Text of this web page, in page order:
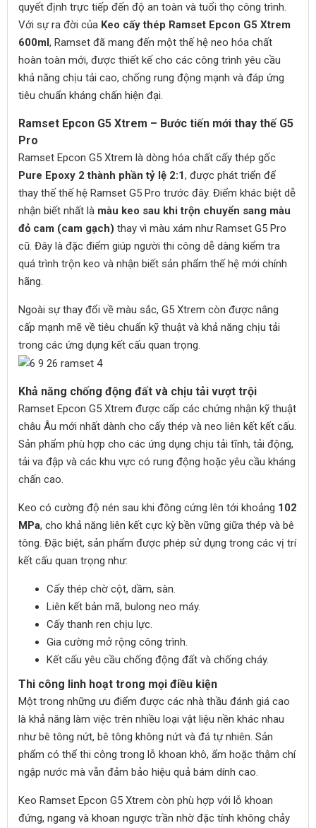
quyết định trực tiếp đến độ an toàn và tuổi thọ công trình.
Với sự ra đời của Keo cấy thép Ramset Epcon G5 Xtrem
600ml, Ramset đã mang đến một thế hệ neo hóa chất
hoàn toàn mới, được thiết kế cho các công trình yêu cầu
khả năng chịu tải cao, chống rung động mạnh và đáp ứng
tiêu chuẩn kháng chấn hiện đại.
Ramset Epcon G5 Xtrem – Bước tiến mới thay thế G5
Pro
Ramset Epcon G5 Xtrem là dòng hóa chất cấy thép gốc
Pure Epoxy 2 thành phần tỷ lệ 2:1, được phát triển để
thay thế thế hệ Ramset G5 Pro trước đây. Điểm khác biệt dễ
nhận biết nhất là màu keo sau khi trộn chuyển sang màu
đỏ cam (cam gạch) thay vì màu xám như Ramset G5 Pro
cũ. Đây là đặc điểm giúp người thi công dễ dàng kiểm tra
quá trình trộn keo và nhận biết sản phẩm thế hệ mới chính
hãng.
Ngoài sự thay đổi về màu sắc, G5 Xtrem còn được nâng
cấp mạnh mẽ về tiêu chuẩn kỹ thuật và khả năng chịu tải
trong các ứng dụng kết cấu quan trọng.
Khả năng chống động đất và chịu tải vượt trội
Ramset Epcon G5 Xtrem được cấp các chứng nhận kỹ thuật
châu Âu mới nhất dành cho cấy thép và neo liên kết kết cấu.
Sản phẩm phù hợp cho các ứng dụng chịu tải tĩnh, tải động,
tải va đập và các khu vực có rung động hoặc yêu cầu kháng
chấn cao.
Keo có cường độ nén sau khi đông cứng lên tới khoảng 102
MPa, cho khả năng liên kết cực kỳ bền vững giữa thép và bê
tông. Đặc biệt, sản phẩm được phép sử dụng trong các vị trí
kết cấu quan trọng như:
Cấy thép chờ cột, dầm, sàn.
Liên kết bản mã, bulong neo máy.
Cấy thanh ren chịu lực.
Gia cường mở rộng công trình.
Kết cấu yêu cầu chống động đất và chống cháy.
Thi công linh hoạt trong mọi điều kiện
Một trong những ưu điểm được các nhà thầu đánh giá cao
là khả năng làm việc trên nhiều loại vật liệu nền khác nhau
như bê tông nứt, bê tông không nứt và đá tự nhiên. Sản
phẩm có thể thi công trong lỗ khoan khô, ẩm hoặc thậm chí
ngập nước mà vẫn đảm bảo hiệu quả bám dính cao.
Keo Ramset Epcon G5 Xtrem còn phù hợp với lỗ khoan
đứng, ngang và khoan ngược trần nhờ đặc tính không chảy